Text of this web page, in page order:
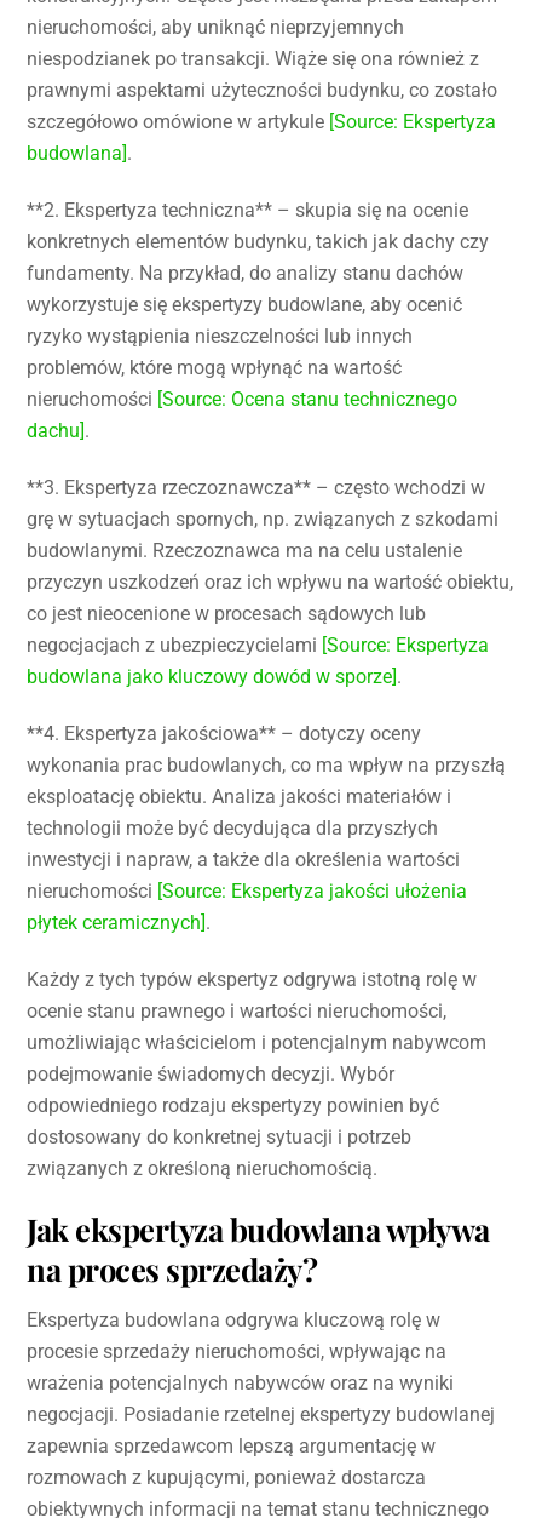
nieruchomości, aby uniknąć nieprzyjemnych
niespodzianek po transakcji. Wiąże się ona również z
prawnymi aspektami użyteczności budynku, co zostało
szczegółowo omówione w artykule [Source: Ekspertyza
budowlana].
**2. Ekspertyza techniczna** – skupia się na ocenie
konkretnych elementów budynku, takich jak dachy czy
fundamenty. Na przykład, do analizy stanu dachów
wykorzystuje się ekspertyzy budowlane, aby ocenić
ryzyko wystąpienia nieszczelności lub innych
problemów, które mogą wpłynąć na wartość
nieruchomości [Source: Ocena stanu technicznego
dachu].
**3. Ekspertyza rzeczoznawcza** – często wchodzi w
grę w sytuacjach spornych, np. związanych z szkodami
budowlanymi. Rzeczoznawca ma na celu ustalenie
przyczyn uszkodzeń oraz ich wpływu na wartość obiektu,
co jest nieocenione w procesach sądowych lub
negocjacjach z ubezpieczycielami [Source: Ekspertyza
budowlana jako kluczowy dowód w sporze].
**4. Ekspertyza jakościowa** – dotyczy oceny
wykonania prac budowlanych, co ma wpływ na przyszłą
eksploatację obiektu. Analiza jakości materiałów i
technologii może być decydująca dla przyszłych
inwestycji i napraw, a także dla określenia wartości
nieruchomości [Source: Ekspertyza jakości ułożenia
płytek ceramicznych].
Każdy z tych typów ekspertyz odgrywa istotną rolę w
ocenie stanu prawnego i wartości nieruchomości,
umożliwiając właścicielom i potencjalnym nabywcom
podejmowanie świadomych decyzji. Wybór
odpowiedniego rodzaju ekspertyzy powinien być
dostosowany do konkretnej sytuacji i potrzeb
związanych z określoną nieruchomością.
Jak ekspertyza budowlana wpływa
na proces sprzedaży?
Ekspertyza budowlana odgrywa kluczową rolę w
procesie sprzedaży nieruchomości, wpływając na
wrażenia potencjalnych nabywców oraz na wyniki
negocjacji. Posiadanie rzetelnej ekspertyzy budowlanej
zapewnia sprzedawcom lepszą argumentację w
rozmowach z kupującymi, ponieważ dostarcza
obiektywnych informacji na temat stanu technicznego